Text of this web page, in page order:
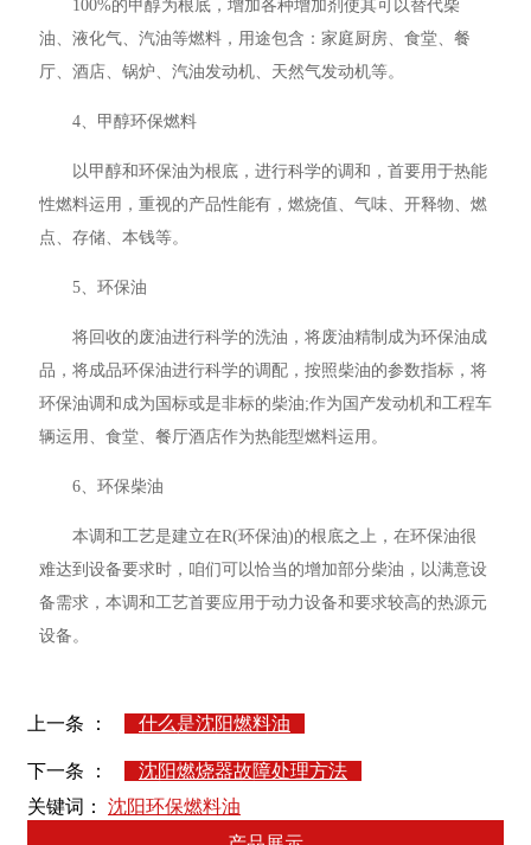
100%的甲醇为根底，增加各种增加剂使其可以替代柴
油、液化气、汽油等燃料，用途包含：家庭厨房、食堂、餐
厅、酒店、锅炉、汽油发动机、天然气发动机等。
4、甲醇环保燃料
以甲醇和环保油为根底，进行科学的调和，首要用于热能
性燃料运用，重视的产品性能有，燃烧值、气味、开释物、燃
点、存储、本钱等。
5、环保油
将回收的废油进行科学的洗油，将废油精制成为环保油成
品，将成品环保油进行科学的调配，按照柴油的参数指标，将
环保油调和成为国标或是非标的柴油;作为国产发动机和工程车
辆运用、食堂、餐厅酒店作为热能型燃料运用。
6、环保柴油
本调和工艺是建立在R(环保油)的根底之上，在环保油很
难达到设备要求时，咱们可以恰当的增加部分柴油，以满意设
备需求，本调和工艺首要应用于动力设备和要求较高的热源元
设备。
上一条 ： 什么是沈阳燃料油
下一条 ：
沈阳燃烧器故障处理方法
关键词： 沈阳环保燃料油